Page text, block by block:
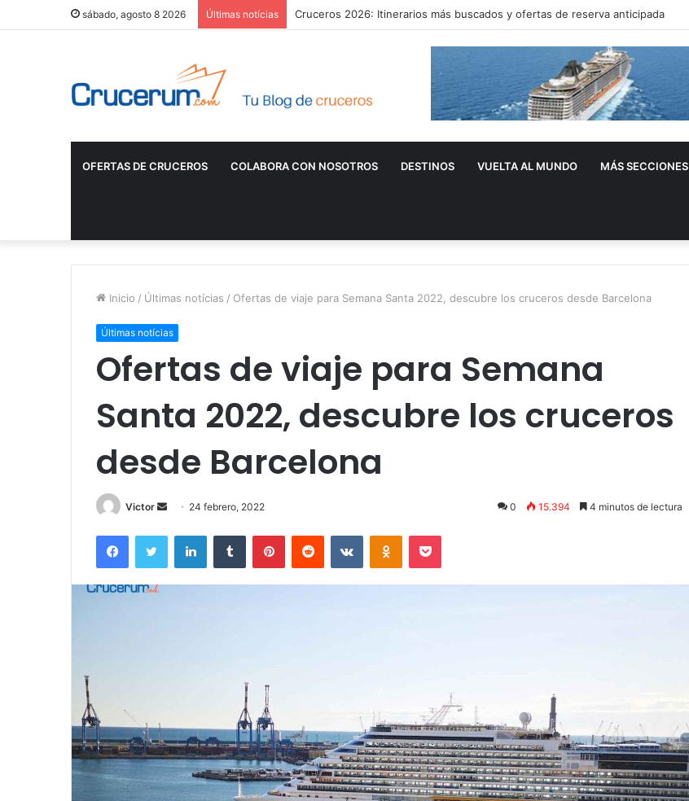
sábado, agosto 8 2026 Últimas notícias Cruceros 2026: Itinerarios más buscados y ofertas de reserva anticipada
OFERTAS DE CRUCEROS COLABORA CON NOSOTROS DESTINOS VUELTA AL MUNDO MÁS SECCIONES
Inicio / Últimas notícias / Ofertas de viaje para Semana Santa 2022, descubre los cruceros desde Barcelona
Últimas notícias
Ofertas de viaje para Semana
Santa 2022, descubre los cruceros
desde Barcelona
Victor
Send
email
24 febrero, 2022 0 15.394 4 minutos de lectura
FacebookTwitter LinkedInTumblr PinterestReddit VKontakteOdnoklassniki
Pocket